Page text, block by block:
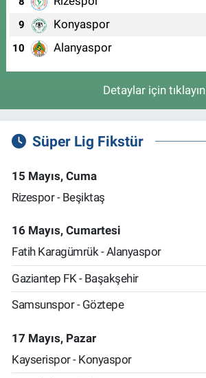
9 Konyaspor
10 Alanyaspor
Detaylar için tıklayın
Süper Lig Fikstür
15 Mayıs, Cuma
Rizespor - Beşiktaş
16 Mayıs, Cumartesi
Fatih Karagümrük - Alanyaspor
Gaziantep FK - Başakşehir
Samsunspor - Göztepe
17 Mayıs, Pazar
Kayserispor - Konyaspor